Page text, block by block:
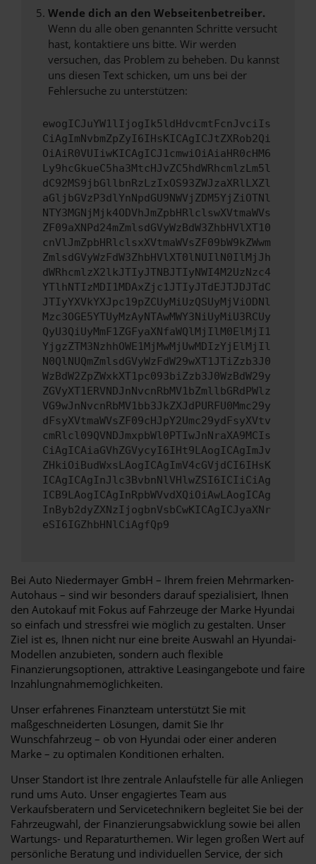
Wende dich an den Webseitenbetreiber.
Wenn du alle oben genannten Schritte versucht
hast, kontaktiere uns bitte. Wir werden
versuchen, das Problem zu beheben. Du kannst
uns diesen Text schicken, um uns bei der
Fehlersuche zu unterstützen:
ewogICJuYW1lIjogIk5ldHdvcmtFcnJvciIs
CiAgImNvbmZpZyI6IHsKICAgICJtZXRob2Qi
OiAiR0VUIiwKICAgICJ1cmwiOiAiaHR0cHM6
Ly9hcGkueC5ha3MtcHJvZC5hdWRhcmlzLm5l
dC92MS9jbGllbnRzLzIxOS93ZWJzaXRlLXZl
aGljbGVzP3dlYnNpdGU9NWVjZDM5YjZiOTNl
NTY3MGNjMjk4ODVhJmZpbHRlclswXVtmaWVs
ZF09aXNPd24mZmlsdGVyWzBdW3ZhbHVlXT10
cnVlJmZpbHRlclsxXVtmaWVsZF09bW9kZWwm
ZmlsdGVyWzFdW3ZhbHVlXT0lNUIlN0IlMjJh
dWRhcmlzX2lkJTIyJTNBJTIyNWI4M2UzNzc4
YTlhNTIzMDI1MDAxZjc1JTIyJTdEJTJDJTdC
JTIyYXVkYXJpc19pZCUyMiUzQSUyMjViODNl
Mzc3OGE5YTUyMzAyNTAwMWY3NiUyMiU3RCUy
QyU3QiUyMmF1ZGFyaXNfaWQlMjIlM0ElMjI1
YjgzZTM3NzhhOWE1MjMwMjUwMDIzYjElMjIl
N0QlNUQmZmlsdGVyWzFdW29wXT1JTiZzb3J0
WzBdW2ZpZWxkXT1pc093biZzb3J0WzBdW29y
ZGVyXT1ERVNDJnNvcnRbMV1bZmllbGRdPWlz
VG9wJnNvcnRbMV1bb3JkZXJdPURFU0Mmc29y
dFsyXVtmaWVsZF09cHJpY2Umc29ydFsyXVtv
cmRlcl09QVNDJmxpbWl0PTIwJnNraXA9MCIs
CiAgICAiaGVhZGVycyI6IHt9LAogICAgImJv
ZHkiOiBudWxsLAogICAgImV4cGVjdCI6IHsK
ICAgICAgInJlc3BvbnNlVHlwZSI6ICIiCiAg
ICB9LAogICAgInRpbWVvdXQiOiAwLAogICAg
InByb2dyZXNzIjogbnVsbCwKICAgICJyaXNr
eSI6IGZhbHNlCiAgfQp9
Bei Auto Niedermayer GmbH – Ihrem freien Mehrmarken-
Autohaus – sind wir besonders darauf spezialisiert, Ihnen
den Autokauf mit Fokus auf Fahrzeuge der Marke Hyundai
so einfach und stressfrei wie möglich zu gestalten. Unser
Ziel ist es, Ihnen nicht nur eine breite Auswahl an Hyundai-
Modellen anzubieten, sondern auch flexible
Finanzierungsoptionen, attraktive Leasingangebote und faire
Inzahlungnahmemöglichkeiten.
Unser erfahrenes Finanzteam unterstützt Sie mit
maßgeschneiderten Lösungen, damit Sie Ihr
Wunschfahrzeug – ob von Hyundai oder einer anderen
Marke – zu optimalen Konditionen erhalten.
Unser Standort ist Ihre zentrale Anlaufstelle für alle Anliegen
rund ums Auto. Unser engagiertes Team aus
Verkaufsberatern und Servicetechnikern begleitet Sie bei der
Fahrzeugwahl, der Finanzierungsabwicklung sowie bei allen
Wartungs- und Reparaturthemen. Wir legen großen Wert auf
persönliche Beratung und individuellen Service, der sich